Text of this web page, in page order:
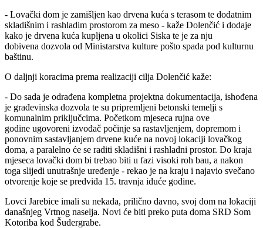
- Lovački dom je zamišljen kao drvena kuća s terasom te dodatnim
skladišnim i rashladim prostorom za meso - kaže Dolenčić i dodaje
kako je drvena kuća kupljena u okolici Siska te je za nju
dobivena dozvola od Ministarstva kulture pošto spada pod kulturnu
baštinu.
O daljnji koracima prema realizaciji cilja Dolenčić kaže:
- Do sada je odrađena kompletna projektna dokumentacija, ishođena
je građevinska dozvola te su pripremljeni betonski temelji s
komunalnim priključcima. Početkom mjeseca rujna ove
godine ugovoreni izvođač počinje sa rastavljenjem, dopremom i
ponovnim sastavljanjem drvene kuće na novoj lokaciji lovačkog
doma, a paralelno će se raditi skladišni i rashladni prostor. Do kraja
mjeseca lovački dom bi trebao biti u fazi visoki roh bau, a nakon
toga slijedi unutrašnje uređenje - rekao je na kraju i najavio svečano
otvorenje koje se predviđa 15. travnja iduće godine.
Lovci Jarebice imali su nekada, prilično davno, svoj dom na lokaciji
današnjeg Vrtnog naselja. Novi će biti preko puta doma SRD Som
Kotoriba kod Šudergrabe.